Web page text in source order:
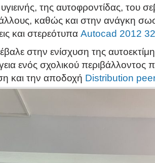
της αυτοφροντίδας, του
καθώς και στην ανάγκη
και στερεότυπα Autocad 2012
στην ενίσχυση της
ενός σχολικού
και την αποδοχή Distribution